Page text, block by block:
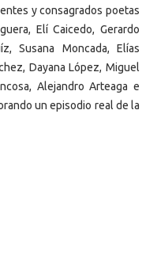
y consagrados poetas
Elí Caicedo, Gerardo
Susana Moncada, Elías
Dayana López, Miguel
Alejandro Arteaga e
un episodio real de la